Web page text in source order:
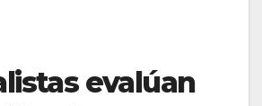
evalúan